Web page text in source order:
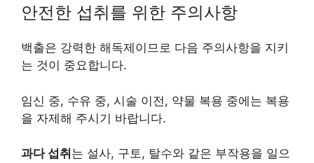
안전한 섭취를 위한 주의사항
백출은 강력한 해독제이므로 다음 주의사항을 지키
는 것이 중요합니다.
임신 중, 수유 중, 시술 이전, 약물 복용 중에는 복용
을 자제해 주시기 바랍니다.
과다 섭취 는 설사, 구토, 탈수와 같은 부작용을 일으